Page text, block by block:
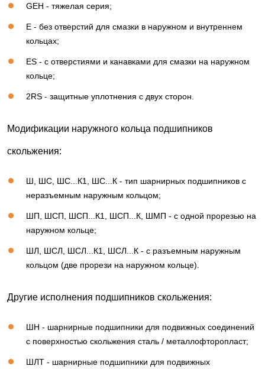
GEH - тяжелая серия;
Е - без отверстий для смазки в наружном и внутреннем
кольцах;
ЕS - с отверстиями и канавками для смазки на наружном
кольце;
2RS - защитные уплотнения с двух сторон.
Модификации наружного кольца подшипников
скольжения:
Ш, ШС, ШС...К1, ШС...К - тип шарнирных подшипников с
неразъемным наружным кольцом;
ШП, ШСП, ШСП...К1, ШСП...К, ШМП - с одной прорезью на
наружном кольце;
ШЛ, ШСЛ, ШСЛ...К1, ШСЛ...К - с разъемным наружным
кольцом (две прорези на наружном кольце).
Другие исполнения подшипников скольжения:
ШН - шарнирные подшипники для подвижных соединений
с поверхностью скольжения сталь / металлофторопласт;
ШЛТ - шарнирные подшипники для подвижных